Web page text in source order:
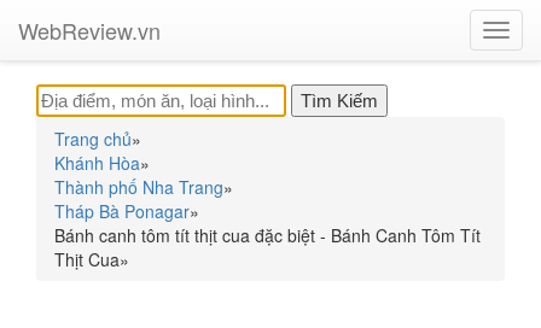
WebReview.vn
Trang chủ»
Khánh Hòa»
Thành phố Nha Trang»
Tháp Bà Ponagar»
Bánh canh tôm tít thịt cua đặc biệt - Bánh Canh Tôm Tít
Thịt Cua»